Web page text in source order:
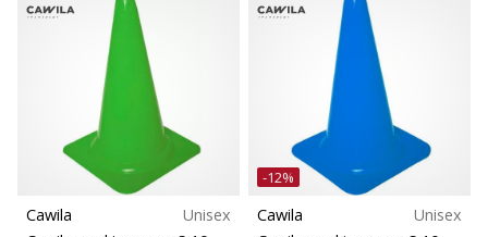
Cawila
Unisex
-12%
Cawila
Unisex